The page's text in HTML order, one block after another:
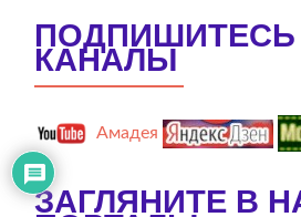
КАНАЛЫ
Амадея
ЗАГЛЯНИТЕ В